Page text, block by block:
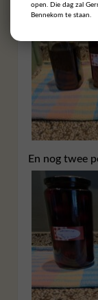
En nog twee
open. Die dag zal
Bennekom te staan.